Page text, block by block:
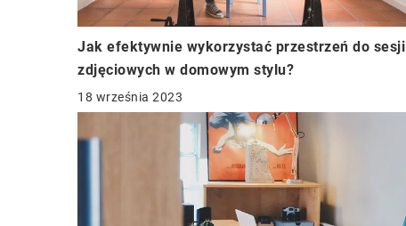
Jak efektywnie wykorzystać przestrzeń do sesji
zdjęciowych w domowym stylu?
18 września 2023